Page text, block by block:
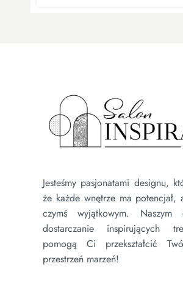
Jesteśmy pasjonatami designu,
że każde wnętrze ma potencjał,
czymś wyjątkowym. Naszym
dostarczanie inspirujących
pomogą Ci przekształcić
przestrzeń marzeń!